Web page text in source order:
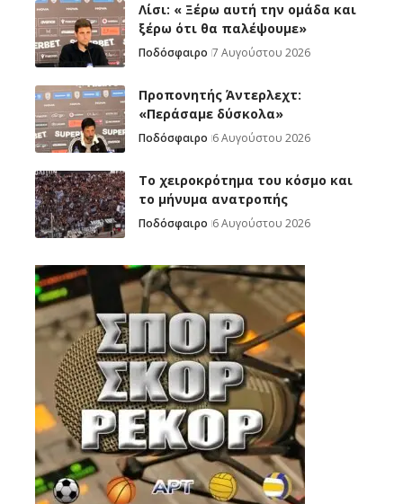
Λίσι: « Ξέρω αυτή την ομάδα και
ξέρω ότι θα παλέψουμε»
Ποδόσφαιρο 7 Αυγούστου 2026
Προπονητής Άντερλεχτ:
«Περάσαμε δύσκολα»
Ποδόσφαιρο 6 Αυγούστου 2026
Το χειροκρότημα του κόσμο και
το μήνυμα ανατροπής
Ποδόσφαιρο 6 Αυγούστου 2026